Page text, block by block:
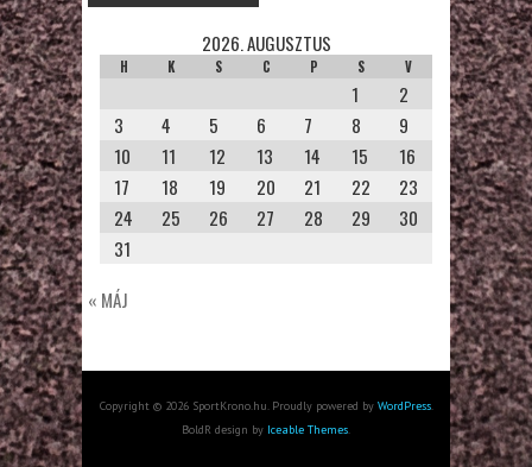
2026. AUGUSZTUS
H K S C P S V
1
2
3
4 5 6 7 8
9
10
11 12 13 14 15
16
17
18 19 20 21 22
23
24
25 26 27 28 29
30
31
« MÁJ
Copyright © 2026 SportKrono.hu. Proudly powered by WordPress.
BoldR design by Iceable Themes.